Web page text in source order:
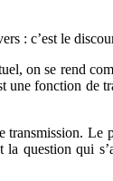
: c’est le
on se rend
fonction de
question qui